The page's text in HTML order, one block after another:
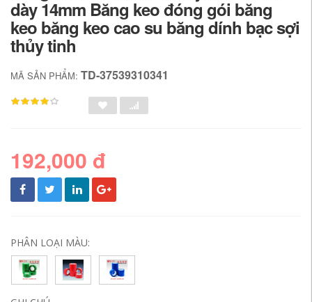
dày 14mm Băng keo đóng gói băng
keo băng keo cao su băng dính bạc sợi
thủy tinh
MÃ SẢN PHẨM: TD-37539310341
192,000 đ
PHÂN LOẠI MÀU: